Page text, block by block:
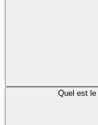
Quel est le